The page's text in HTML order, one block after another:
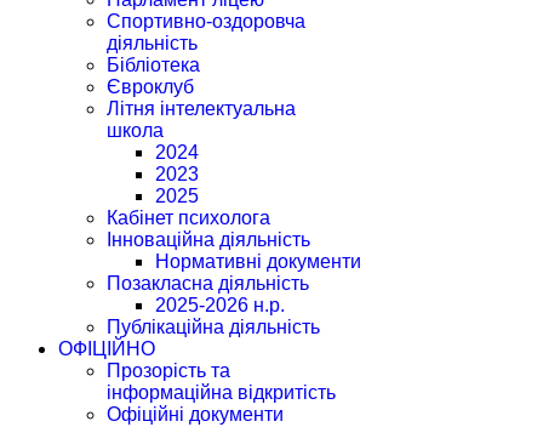
Спортивно-оздоровча
діяльність
Бібліотека
Євроклуб
Літня інтелектуальна
школа
2024
2023
2025
Кабінет психолога
Інноваційна діяльність
Нормативні документи
Позакласна діяльність
2025-2026 н.р.
Публікаційна діяльність
ОФІЦІЙНО
Прозорість та
інформаційна відкритість
Офіційні документи